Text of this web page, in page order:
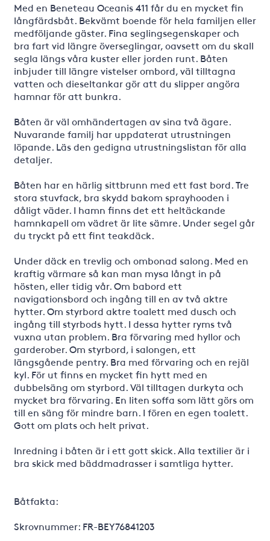
Med en Beneteau Oceanis 411 får du en mycket fin
långfärdsbåt. Bekvämt boende för hela familjen eller
medföljande gäster. Fina seglingsegenskaper och
bra fart vid längre överseglingar, oavsett om du skall
segla längs våra kuster eller jorden runt. Båten
inbjuder till längre vistelser ombord, väl tilltagna
vatten och dieseltankar gör att du slipper angöra
hamnar för att bunkra.
Båten är väl omhändertagen av sina två ägare.
Nuvarande familj har uppdaterat utrustningen
löpande. Läs den gedigna utrustningslistan för alla
detaljer.
Båten har en härlig sittbrunn med ett fast bord. Tre
stora stuvfack, bra skydd bakom sprayhooden i
dåligt väder. I hamn finns det ett heltäckande
hamnkapell om vädret är lite sämre. Under segel går
du tryckt på ett fint teakdäck.
Under däck en trevlig och ombonad salong. Med en
kraftig värmare så kan man mysa långt in på
hösten, eller tidig vår. Om babord ett
navigationsbord och ingång till en av två aktre
hytter. Om styrbord aktre toalett med dusch och
ingång till styrbods hytt. I dessa hytter ryms två
vuxna utan problem. Bra förvaring med hyllor och
garderober. Om styrbord, i salongen, ett
längsgående pentry. Bra med förvaring och en rejäl
kyl. För ut finns en mycket fin hytt med en
dubbelsäng om styrbord. Väl tilltagen durkyta och
mycket bra förvaring. En liten soffa som lätt görs om
till en säng för mindre barn. I fören en egen toalett.
Gott om plats och helt privat.
Inredning i båten är i ett gott skick. Alla textilier är i
bra skick med bäddmadrasser i samtliga hytter.
Båtfakta:
Skrovnummer: FR-BEY76841203